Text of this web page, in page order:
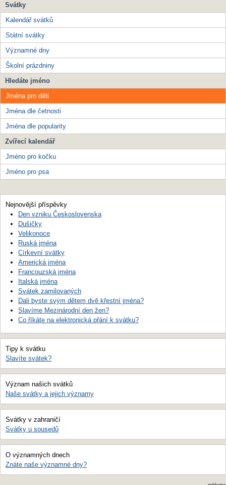
Svátky
Kalendář svátků
Státní svátky
Významné dny
Školní prázdniny
Hledáte jméno
Jména pro děti
Jména dle četnosti
Jména dle popularity
Zvířecí kalendář
Jméno pro kočku
Jméno pro psa
Nejnovější příspěvky
Den vzniku Československa
Dušičky
Velikonoce
Ruská jména
Církevní svátky
Americká jména
Francouzská jména
Italská jména
Svátek zamilovaných
Dali byste svým dětem dvě křestní jména?
Slavíme Mezinárodní den žen?
Co říkáte na elektronická přání k svátku?
Tipy k svátku
Slavíte svátek?
Význam našich svátků
Naše svátky a jejich významy
Svátky v zahraničí
Svátky u sousedů
O významných dnech
Znáte naše významné dny?